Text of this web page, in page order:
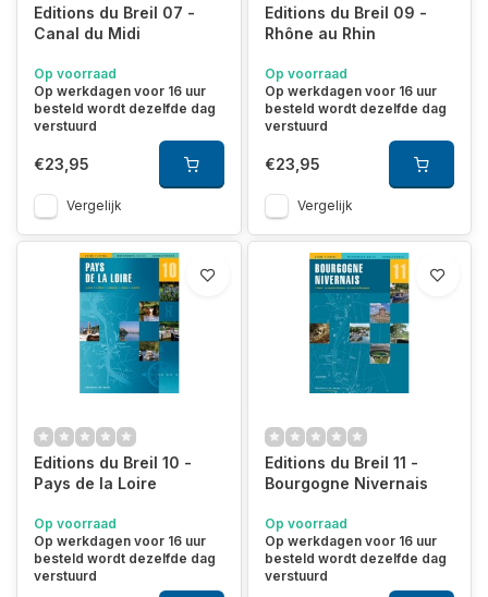
Editions du Breil 07 -
Canal du Midi
Op voorraad
Op werkdagen voor 16 uur
besteld wordt dezelfde dag
verstuurd
€23,95
Vergelijk
Editions du Breil 09 -
Rhône au Rhin
Op voorraad
Op werkdagen voor 16 uur
besteld wordt dezelfde dag
verstuurd
€23,95
Vergelijk
Editions du Breil 10 -
Pays de la Loire
Op voorraad
Op werkdagen voor 16 uur
besteld wordt dezelfde dag
verstuurd
Editions du Breil 11 -
Bourgogne Nivernais
Op voorraad
Op werkdagen voor 16 uur
besteld wordt dezelfde dag
verstuurd